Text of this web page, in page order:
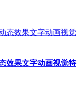
效果文字动画视觉特